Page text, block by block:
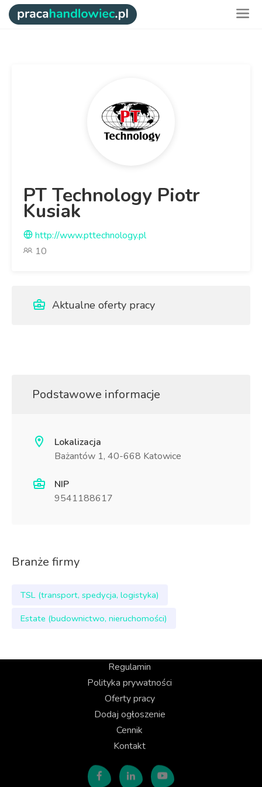
PT Technology Piotr
Kusiak
http://www.pttechnology.pl
10
Aktualne oferty pracy
Podstawowe informacje
Lokalizacja
Bażantów 1, 40-668 Katowice
NIP
9541188617
Branże firmy
TSL (transport, spedycja, logistyka)
Estate (budownictwo, nieruchomości)
Regulamin
Polityka prywatności
Oferty pracy
Dodaj ogłoszenie
Cennik
Kontakt